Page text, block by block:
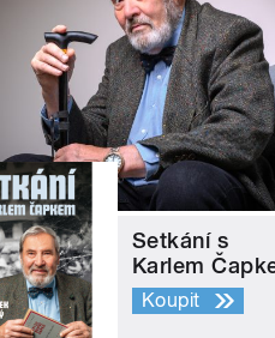
Setkání s
Karlem
Koupit